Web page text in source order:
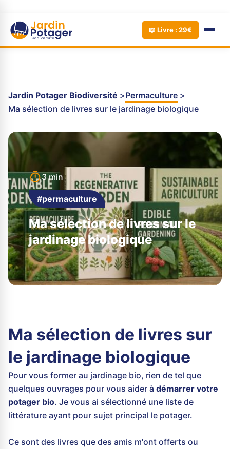
📖 Livre : 29€
Jardin Potager Biodiversité
Permaculture
Ma sélection de livres sur le jardinage biologique
3 min
#permaculture
Ma sélection de livres sur le
jardinage biologique
Ma sélection de livres sur
le jardinage biologique
Pour vous former au jardinage bio, rien de tel que
quelques ouvrages pour vous aider à démarrer votre
potager bio. Je vous ai sélectionné une liste de
littérature ayant pour sujet principal le potager.
Ce sont des livres que des amis m'ont offerts ou